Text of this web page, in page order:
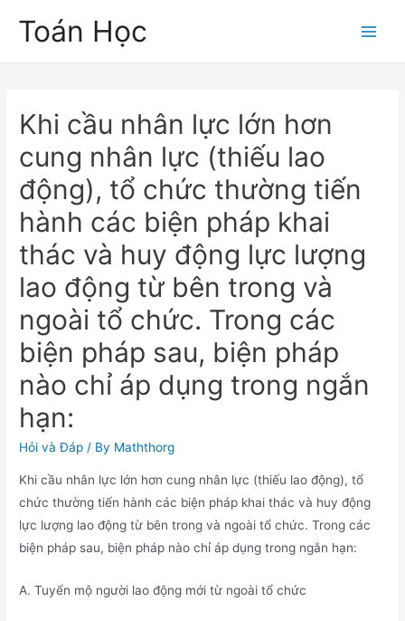
Toán Học
Khi cầu nhân lực lớn hơn
cung nhân lực (thiếu lao
động), tổ chức thường tiến
hành các biện pháp khai
thác và huy động lực lượng
lao động từ bên trong và
ngoài tổ chức. Trong các
biện pháp sau, biện pháp
nào chỉ áp dụng trong ngắn
hạn:
Hỏi và Đáp / By Maththorg
Khi cầu nhân lực lớn hơn cung nhân lực (thiếu lao động), tổ
chức thường tiến hành các biện pháp khai thác và huy động
lực lượng lao động từ bên trong và ngoài tổ chức. Trong các
biện pháp sau, biện pháp nào chỉ áp dụng trong ngắn hạn:
A. Tuyển mộ người lao động mới từ ngoài tổ chức